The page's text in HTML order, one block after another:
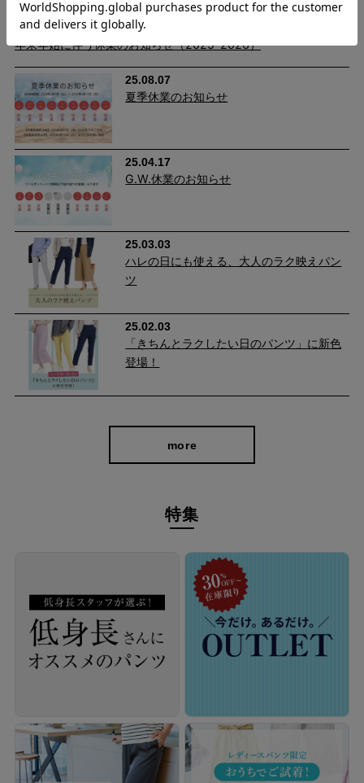
すらり脚長、立ち姿美人に
ーツで自然なヒップアップ効果も。
25.12.09
年末年始に伴う休業のお知らせ（2025-2026）
25.08.07
夏季休業のお知らせ
25.04.17
G.W.休業のお知らせ
25.03.03
ハレの日にも使える、大人のラク映えパン
ツ
25.02.03
「きちんとラクしたい日のパンツ」に新色
登場！
more
特集